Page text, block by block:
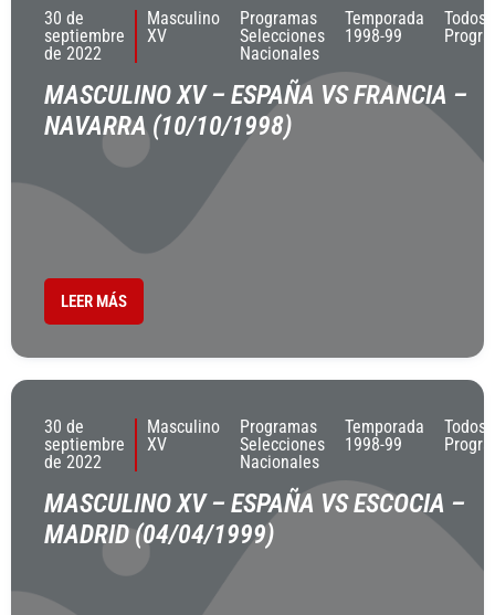
30 de
septiembre
de 2022
Masculino
XV
Programas
Selecciones
Nacionales
Temporada
1998-99
Todos
MASCULINO XV – ESPAÑA VS FRANCIA –
NAVARRA (10/10/1998)
LEER MÁS
30 de
septiembre
de 2022
Masculino
XV
Programas
Selecciones
Nacionales
Temporada
1998-99
Todos
MASCULINO XV – ESPAÑA VS ESCOCIA –
MADRID (04/04/1999)